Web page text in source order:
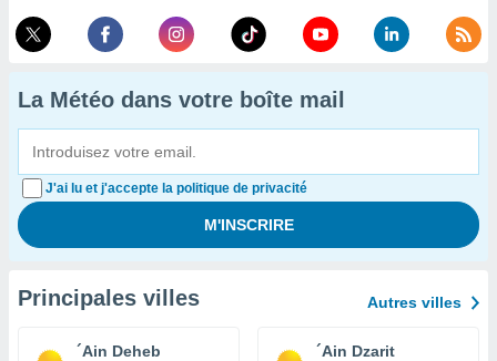
La Météo dans votre boîte mail
J'ai lu et j'accepte la politique de privacité
Principales villes Autres villes
´Ain Deheb ´Ain Dzarit